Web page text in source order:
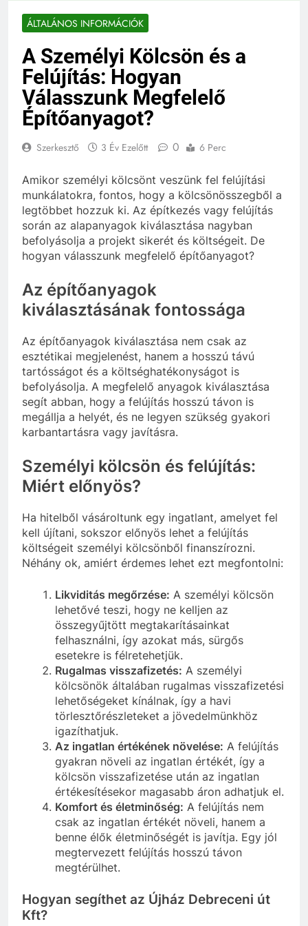
ÁLTALÁNOS INFORMÁCIÓK
A Személyi Kölcsön és a
Felújítás: Hogyan
Válasszunk Megfelelő
Építőanyagot?
Szerkesztő 3 Év Ezelőtt 0 6 Perc
Amikor személyi kölcsönt veszünk fel felújítási
munkálatokra, fontos, hogy a kölcsönösszegből a
legtöbbet hozzuk ki. Az építkezés vagy felújítás
során az alapanyagok kiválasztása nagyban
befolyásolja a projekt sikerét és költségeit. De
hogyan válasszunk megfelelő építőanyagot?
Az építőanyagok
kiválasztásának fontossága
Az építőanyagok kiválasztása nem csak az
esztétikai megjelenést, hanem a hosszú távú
tartósságot és a költséghatékonyságot is
befolyásolja. A megfelelő anyagok kiválasztása
segít abban, hogy a felújítás hosszú távon is
megállja a helyét, és ne legyen szükség gyakori
karbantartásra vagy javításra.
Személyi kölcsön és felújítás:
Miért előnyös?
Ha hitelből vásároltunk egy ingatlant, amelyet fel
kell újítani, sokszor előnyös lehet a felújítás
költségeit személyi kölcsönből finanszírozni.
Néhány ok, amiért érdemes lehet ezt megfontolni:
Likviditás megőrzése: A személyi kölcsön
lehetővé teszi, hogy ne kelljen az
összegyűjtött megtakarításainkat
felhasználni, így azokat más, sürgős
esetekre is félretehetjük.
Rugalmas visszafizetés: A személyi
kölcsönök általában rugalmas visszafizetési
lehetőségeket kínálnak, így a havi
törlesztőrészleteket a jövedelmünkhöz
igazíthatjuk.
Az ingatlan értékének növelése: A felújítás
gyakran növeli az ingatlan értékét, így a
kölcsön visszafizetése után az ingatlan
értékesítésekor magasabb áron adhatjuk el.
Komfort és életminőség: A felújítás nem
csak az ingatlan értékét növeli, hanem a
benne élők életminőségét is javítja. Egy jól
megtervezett felújítás hosszú távon
megtérülhet.
Hogyan segíthet az Újház Debreceni út
Kft?